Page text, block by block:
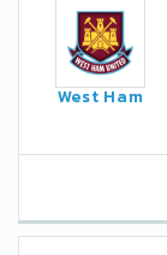
West Ham